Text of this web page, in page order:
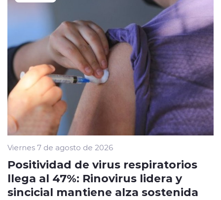
Viernes 7 de agosto de 2026
Positividad de virus respiratorios
llega al 47%: Rinovirus lidera y
sincicial mantiene alza sostenida